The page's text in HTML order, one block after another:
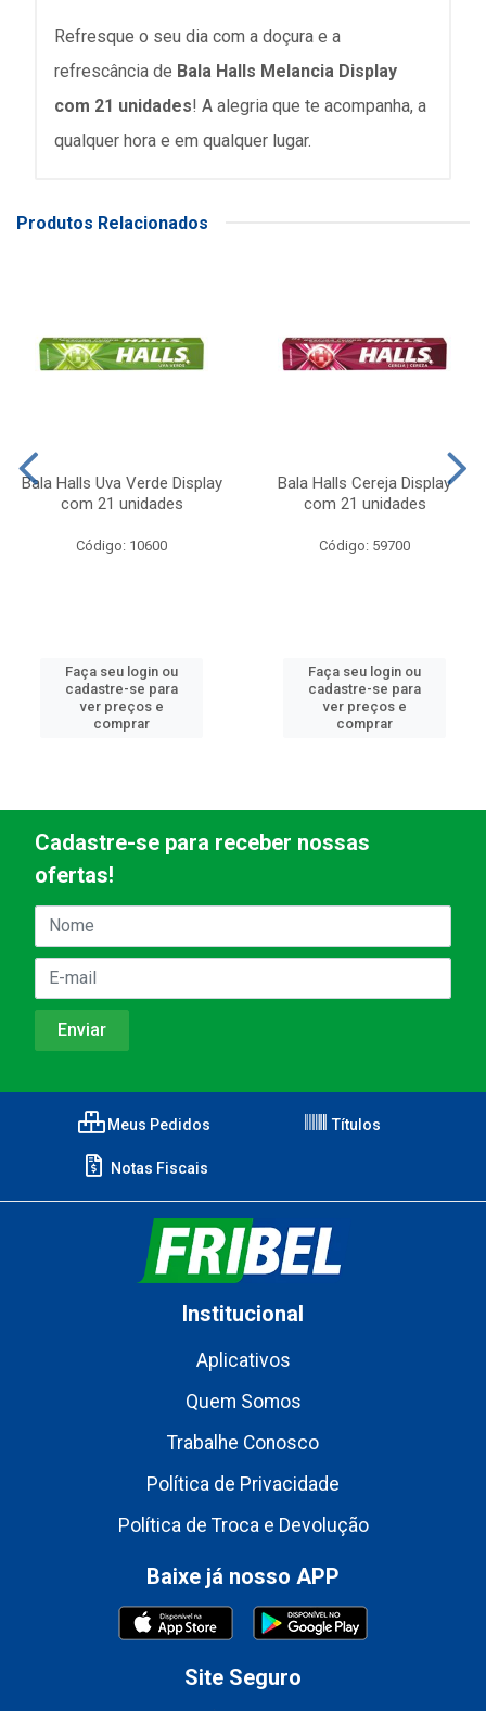
Refresque o seu dia com a doçura e a
refrescância de Bala Halls Melancia Display
com 21 unidades! A alegria que te acompanha, a
qualquer hora e em qualquer lugar.
Produtos Relacionados
Bala Halls Uva Verde Display
com 21 unidades
Código: 10600
Faça seu login ou
cadastre-se para
ver preços e
comprar
Bala Halls Cereja Display
com 21 unidades
Código: 59700
Faça seu login ou
cadastre-se para
ver preços e
comprar
Cadastre-se para receber nossas
ofertas!
Meus Pedidos Títulos
Notas Fiscais
Institucional
Aplicativos
Quem Somos
Trabalhe Conosco
Política de Privacidade
Política de Troca e Devolução
Baixe já nosso APP
Site Seguro